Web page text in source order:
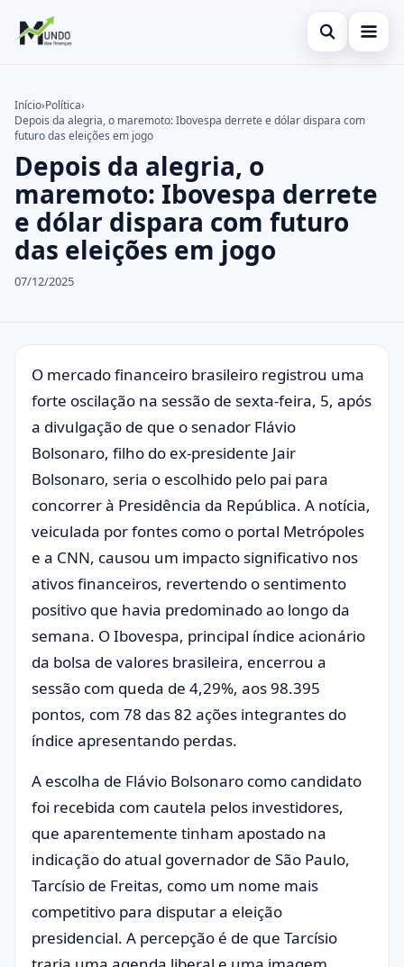
Abrir busca
Economia
Finanças
Buscar no site
Buscar por:
Pressione Enter para buscar ou ESC para fechar.
Início›Política›
Depois da alegria, o maremoto: Ibovespa derrete e dólar dispara com
futuro das eleições em jogo
Depois da alegria, o
maremoto: Ibovespa derrete
e dólar dispara com futuro
das eleições em jogo
07/12/2025
O mercado financeiro brasileiro registrou uma
forte oscilação na sessão de sexta-feira, 5, após
a divulgação de que o senador Flávio
Bolsonaro, filho do ex-presidente Jair
Bolsonaro, seria o escolhido pelo pai para
concorrer à Presidência da República. A notícia,
veiculada por fontes como o portal Metrópoles
e a CNN, causou um impacto significativo nos
ativos financeiros, revertendo o sentimento
positivo que havia predominado ao longo da
semana. O Ibovespa, principal índice acionário
da bolsa de valores brasileira, encerrou a
sessão com queda de 4,29%, aos 98.395
pontos, com 78 das 82 ações integrantes do
índice apresentando perdas.
A escolha de Flávio Bolsonaro como candidato
foi recebida com cautela pelos investidores,
que aparentemente tinham apostado na
indicação do atual governador de São Paulo,
Tarcísio de Freitas, como um nome mais
competitivo para disputar a eleição
presidencial. A percepção é de que Tarcísio